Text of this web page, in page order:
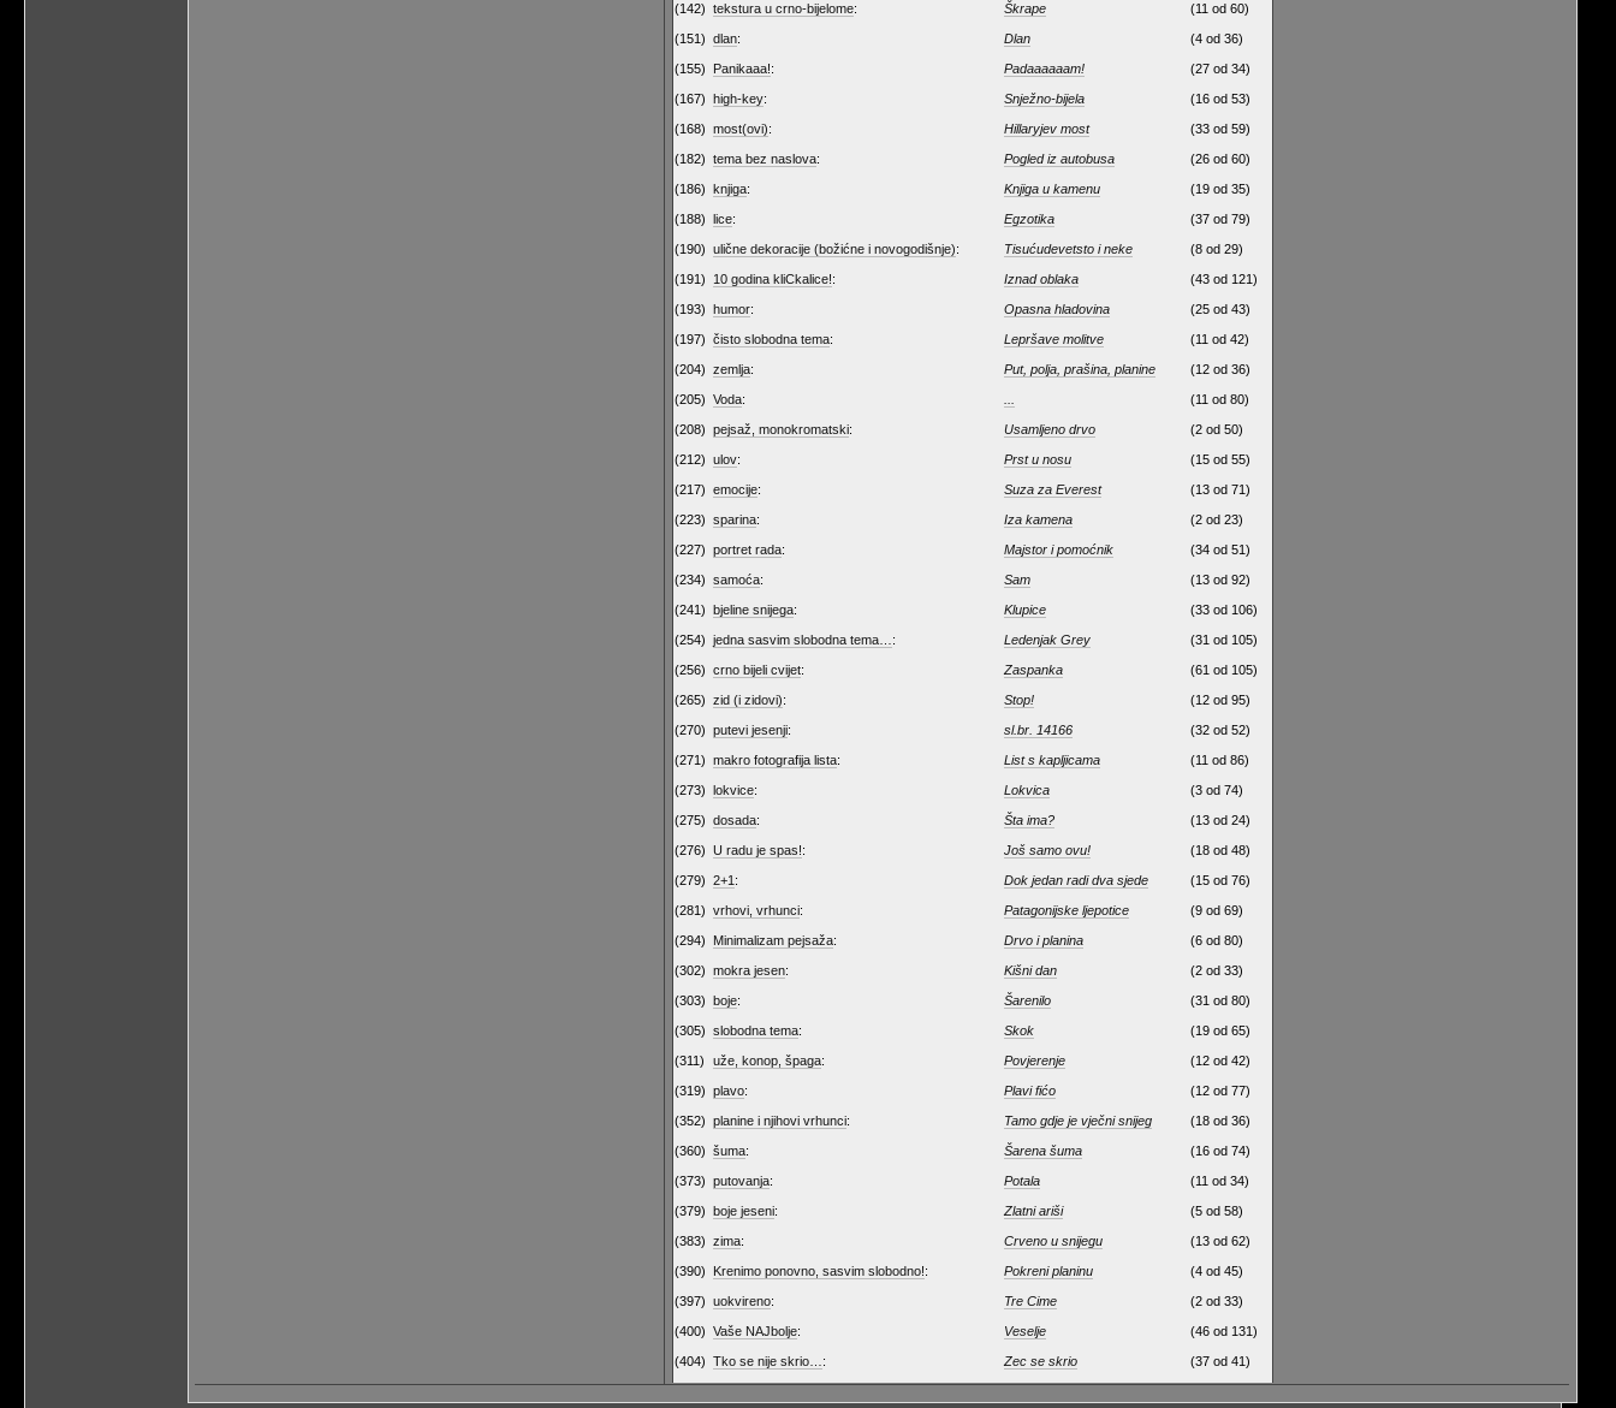
(142) tekstura u crno-bijelome: Škrape (11 od 60)
(151) dlan: Dlan (4 od 36)
(155) Panikaaa!: Padaaaaaam! (27 od 34)
(167) high-key: Snježno-bijela (16 od 53)
(168) most(ovi): Hillaryjev most (33 od 59)
(182) tema bez naslova: Pogled iz autobusa (26 od 60)
(186) knjiga: Knjiga u kamenu (19 od 35)
(188) lice: Egzotika (37 od 79)
(190) ulične dekoracije (božićne i novogodišnje): Tisućudevetsto i neke (8 od 29)
(191) 10 godina kliCkalice!: Iznad oblaka (43 od 121)
(193) humor: Opasna hladovina (25 od 43)
(197) čisto slobodna tema: Lepršave molitve (11 od 42)
(204) zemlja: Put, polja, prašina, planine (12 od 36)
(205) Voda: (11 od 80)
(208) pejsaž, monokromatski: Usamljeno drvo (2 od 50)
(212) ulov: Prst u nosu (15 od 55)
(217) emocije: Suza za Everest (13 od 71)
(223) sparina: Iza kamena (2 od 23)
(227) portret rada: Majstor i pomoćnik (34 od 51)
(234) samoća: Sam (13 od 92)
(241) bjeline snijega: Klupice (33 od 106)
(254) jedna sasvim slobodna tema… : Ledenjak Grey (31 od 105)
(256) crno bijeli cvijet: Zaspanka (61 od 105)
(265) zid (i zidovi): Stop! (12 od 95)
(270) putevi jesenji: sl.br. 14166 (32 od 52)
(271) makro fotografija lista: List s kapljicama (11 od 86)
(273) lokvice: Lokvica (3 od 74)
(275) dosada: Šta ima? (13 od 24)
(276) U radu je spas!: Još samo ovu! (18 od 48)
(279) 2+1 : Dok jedan radi dva sjede (15 od 76)
(281) vrhovi, vrhunci: Patagonijske ljepotice (9 od 69)
(294) Minimalizam pejsaža: Drvo i planina (6 od 80)
(302) mokra jesen: Kišni dan (2 od 33)
(303) boje: Šarenilo (31 od 80)
(305) slobodna tema: Skok (19 od 65)
(311) uže, konop, špaga: Povjerenje (12 od 42)
(319) plavo: Plavi fićo (12 od 77)
(352) planine i njihovi vrhunci: Tamo gdje je vječni snijeg (18 od 36)
(360) šuma: Šarena šuma (16 od 74)
(373) putovanja: Potala (11 od 34)
(379) boje jeseni: Zlatni ariši (5 od 58)
(383) zima: Crveno u snijegu (13 od 62)
(390) Krenimo ponovno, sasvim slobodno!: Pokreni planinu (4 od 45)
(397) uokvireno: Tre Cime (2 od 33)
(400) Vaše NAJbolje: Veselje (46 od 131)
(404) Tko se nije skrio… : Zec se skrio (37 od 41)